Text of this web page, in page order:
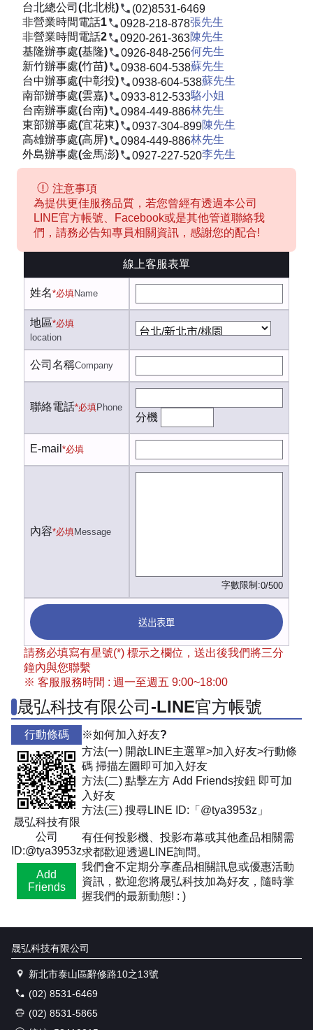
台北總公司(北北桃)
(02)8531-6469
非營業時間電話1
0928-218-878張先生
非營業時間電話2
0920-261-363陳先生
基隆辦事處(基隆)
0926-848-256何先生
新竹辦事處(竹苗)
0938-604-538蘇先生
台中辦事處(中彰投)
0938-604-538蘇先生
南部辦事處(雲嘉)
0933-812-533駱小姐
台南辦事處(台南)
0984-449-886林先生
東部辦事處(宜花東)
0937-304-899陳先生
高雄辦事處(高屏)
0984-449-886林先生
外島辦事處(金馬澎)
0927-227-520李先生
注意事項
為提供更佳服務品質，若您曾經有透過本公司
LINE官方帳號、Facebook或是其他管道聯絡我
們，請務必告知專員相關資訊，感謝您的配合!
線上客服表單
姓名*必填Name
地區*必填
location
公司名稱Company
聯絡電話*必填Phone
分機
E-mail *必填
內容*必填Message
字數限制:0/500
送出表單
請務必填寫有星號(*) 標示之欄位，送出後我們將三分
鐘內與您聯繫
※ 客服服務時間 : 週一至週五 9:00~18:00
晟弘科技有限公司-LINE官方帳號
行動條碼
晟弘科技有限
公司
ID:@tya3953z
Add
Friends
※如何加入好友?
方法(一) 開啟LINE主選單>加入好友>行動條
碼 掃描左圖即可加入好友
方法(二) 點擊左方 Add Friends按鈕 即可加
入好友
方法(三) 搜尋LINE ID:「@tya3953z」
有任何投影機、投影布幕或其他產品相關需
求都歡迎透過LINE詢問。
我們會不定期分享產品相關訊息或優惠活動
資訊，歡迎您將晟弘科技加為好友，隨時掌
握我們的最新動態! : )
晟弘科技有限公司
新北市泰山區辭修路10之13號
(02) 8531-6469
(02) 8531-5865